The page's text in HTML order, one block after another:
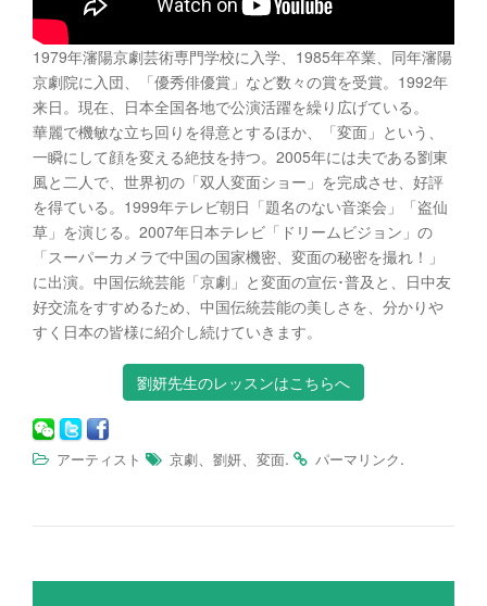
1979年瀋陽京劇芸術専門学校に入学、1985年卒業、同年瀋陽
京劇院に入団、「優秀俳優賞」など数々の賞を受賞。1992年
来日。現在、日本全国各地で公演活躍を繰り広げている。
華麗で機敏な立ち回りを得意とするほか、「変面」という、
一瞬にして顔を変える絶技を持つ。2005年には夫である劉東
風と二人で、世界初の「双人変面ショー」を完成させ、好評
を得ている。1999年テレビ朝日「題名のない音楽会」「盗仙
草」を演じる。2007年日本テレビ「ドリームビジョン」の
「スーパーカメラで中国の国家機密、変面の秘密を撮れ！」
に出演。中国伝統芸能「京劇」と変面の宣伝･普及と、日中友
好交流をすすめるため、中国伝統芸能の美しさを、分かりや
すく日本の皆様に紹介し続けていきます。
劉妍先生のレッスンはこちらへ
アーティスト 京劇、 劉妍、 変面. パーマリンク.